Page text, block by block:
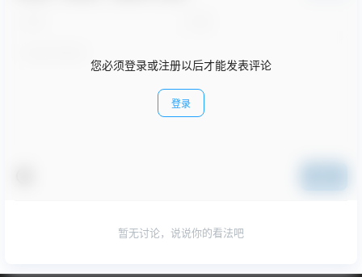
您必须登录或注册以后才能发表评论
登录
暂无讨论，说说你的看法吧